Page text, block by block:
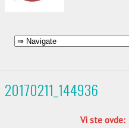
20170211_144936
Vi ste ovde: